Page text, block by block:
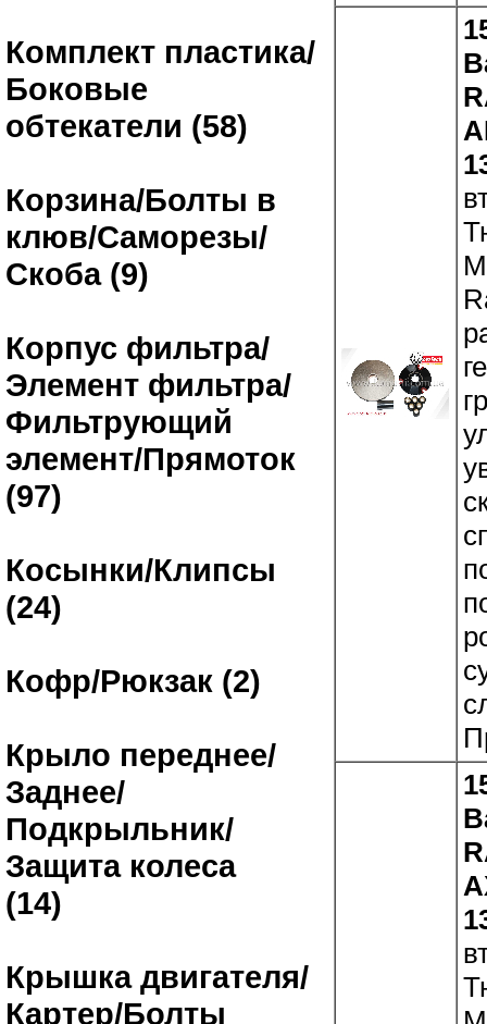
Комплект пластика/
Боковые
обтекатели (58)
Корзина/Болты в
клюв/Саморезы/
Скоба (9)
Корпус фильтра/
Элемент фильтра/
Фильтрующий
элемент/Прямоток
(97)
Косынки/Клипсы
(24)
Кофр/Рюкзак (2)
Крыло переднее/
Заднее/
Подкрыльник/
Защита колеса
(14)
Крышка двигателя/
Картер/Болты